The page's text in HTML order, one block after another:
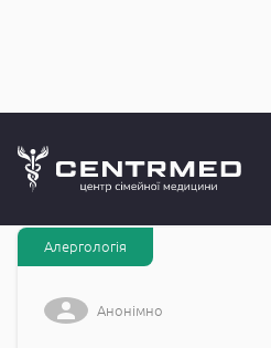
CENTRMED: Задай питання
Алергологія
Анонімно